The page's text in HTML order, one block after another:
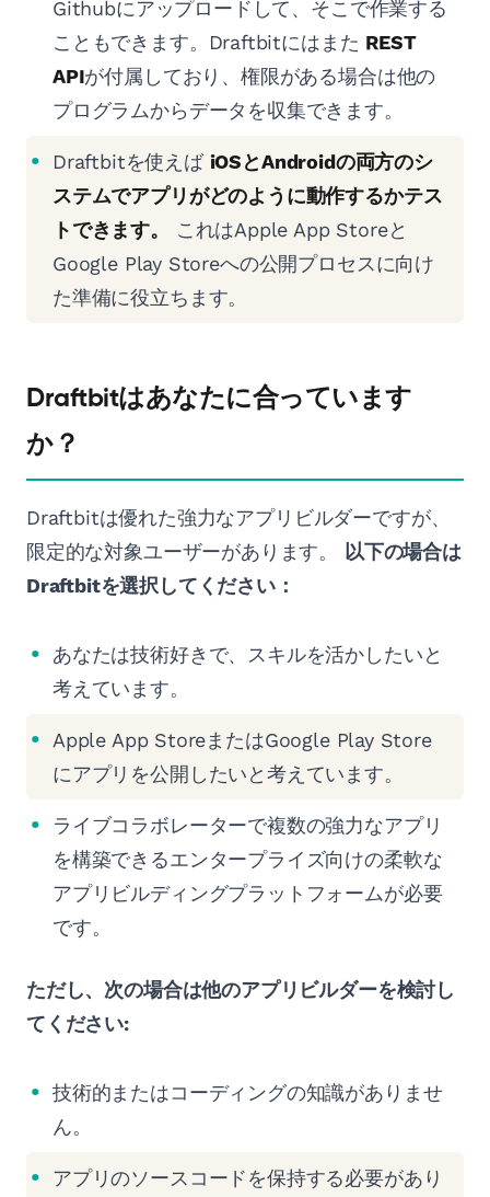
Githubにアップロードして、そこで作業する
こともできます。Draftbitにはまた REST
APIが付属しており、権限がある場合は他の
プログラムからデータを収集できます。
Draftbitを使えば iOSとAndroidの両方のシ
ステムでアプリがどのように動作するかテス
トできます。
これはApple App Storeと
Google Play Storeへの公開プロセスに向け
た準備に役立ちます。
Draftbitはあなたに合っています
か？
Draftbitは優れた強力なアプリビルダーですが、
限定的な対象ユーザーがあります。 以下の場合は
Draftbitを選択してください：
あなたは技術好きで、スキルを活かしたいと
考えています。
Apple App StoreまたはGoogle Play Store
にアプリを公開したいと考えています。
ライブコラボレーターで複数の強力なアプリ
を構築できるエンタープライズ向けの柔軟な
アプリビルディングプラットフォームが必要
です。
ただし、次の場合は他のアプリビルダーを検討し
てください:
技術的またはコーディングの知識がありませ
ん。
アプリのソースコードを保持する必要があり